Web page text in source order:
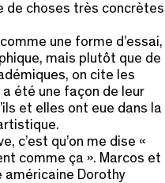
de choses très concrètes
une forme d’essai,
mais plutôt que de
on cite les
a été une façon de leur
et elles ont eue dans la
c’est qu’on me dise «
comme ça ». Marcos et
américaine Dorothy